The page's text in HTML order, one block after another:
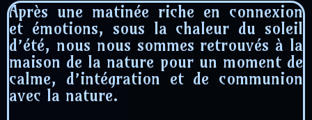
Après une matinée riche en connexion
et émotions, sous la chaleur du soleil
d’été, nous nous sommes retrouvés à la
maison de la nature pour un moment de
calme, d’intégration et de communion
avec la nature.